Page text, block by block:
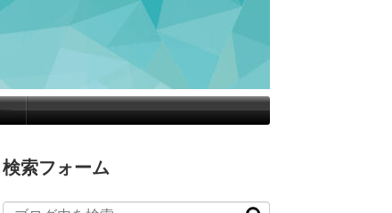
検索フォーム